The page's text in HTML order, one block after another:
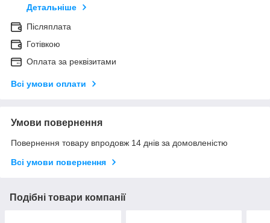
Детальніше
Післяплата
Готівкою
Оплата за реквізитами
Всі умови оплати
Умови повернення
Повернення товару впродовж 14 днів за домовленістю
Всі умови повернення
Подібні товари компанії